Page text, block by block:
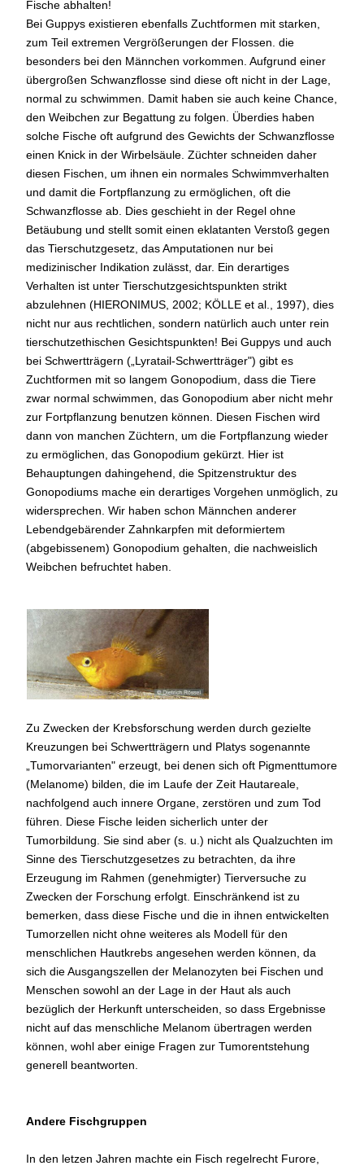
Fische abhalten!
Bei Guppys existieren ebenfalls Zuchtformen mit starken,
zum Teil extremen Vergrößerungen der Flossen. die
besonders bei den Männchen vorkommen. Aufgrund einer
übergroßen Schwanzflosse sind diese oft nicht in der Lage,
normal zu schwimmen. Damit haben sie auch keine Chance,
den Weibchen zur Begattung zu folgen. Überdies haben
solche Fische oft aufgrund des Gewichts der Schwanzflosse
einen Knick in der Wirbelsäule. Züchter schneiden daher
diesen Fischen, um ihnen ein normales Schwimmverhalten
und damit die Fortpflanzung zu ermöglichen, oft die
Schwanzflosse ab. Dies geschieht in der Regel ohne
Betäubung und stellt somit einen eklatanten Verstoß gegen
das Tierschutzgesetz, das Amputationen nur bei
medizinischer Indikation zulässt, dar. Ein derartiges
Verhalten ist unter Tierschutzgesichtspunkten strikt
abzulehnen (HIERONIMUS, 2002; KÖLLE et al., 1997), dies
nicht nur aus rechtlichen, sondern natürlich auch unter rein
tierschutzethischen Gesichtspunkten! Bei Guppys und auch
bei Schwertträgern („Lyratail-Schwertträger") gibt es
Zuchtformen mit so langem Gonopodium, dass die Tiere
zwar normal schwimmen, das Gonopodium aber nicht mehr
zur Fortpflanzung benutzen können. Diesen Fischen wird
dann von manchen Züchtern, um die Fortpflanzung wieder
zu ermöglichen, das Gonopodium gekürzt. Hier ist
Behauptungen dahingehend, die Spitzenstruktur des
Gonopodiums mache ein derartiges Vorgehen unmöglich, zu
widersprechen. Wir haben schon Männchen anderer
Lebendgebärender Zahnkarpfen mit deformiertem
(abgebissenem) Gonopodium gehalten, die nachweislich
Weibchen befruchtet haben.
Zu Zwecken der Krebsforschung werden durch gezielte
Kreuzungen bei Schwertträgern und Platys sogenannte
„Tumorvarianten" erzeugt, bei denen sich oft Pigmenttumore
(Melanome) bilden, die im Laufe der Zeit Hautareale,
nachfolgend auch innere Organe, zerstören und zum Tod
führen. Diese Fische leiden sicherlich unter der
Tumorbildung. Sie sind aber (s. u.) nicht als Qualzuchten im
Sinne des Tierschutzgesetzes zu betrachten, da ihre
Erzeugung im Rahmen (genehmigter) Tierversuche zu
Zwecken der Forschung erfolgt. Einschränkend ist zu
bemerken, dass diese Fische und die in ihnen entwickelten
Tumorzellen nicht ohne weiteres als Modell für den
menschlichen Hautkrebs angesehen werden können, da
sich die Ausgangszellen der Melanozyten bei Fischen und
Menschen sowohl an der Lage in der Haut als auch
bezüglich der Herkunft unterscheiden, so dass Ergebnisse
nicht auf das menschliche Melanom übertragen werden
können, wohl aber einige Fragen zur Tumorentstehung
generell beantworten.
Andere Fischgruppen
In den letzen Jahren machte ein Fisch regelrecht Furore,